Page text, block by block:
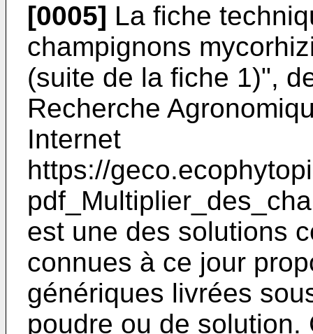
[0005] La fiche
champignons
(suite de la fiche 1)",
Recherche
Internet
https://
est une des solutions
connues à ce jour
génériques livrées
poudre ou de solution.